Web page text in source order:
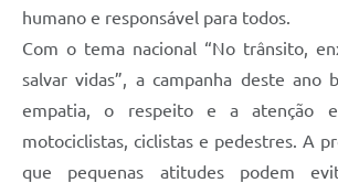
humano e responsável para todos.
Com o tema nacional “No trânsito,
salvar vidas”, a campanha deste ano
empatia, o respeito e a atenção
motociclistas, ciclistas e pedestres. A
que pequenas atitudes podem